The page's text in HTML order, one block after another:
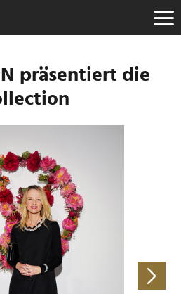
präsentiert die